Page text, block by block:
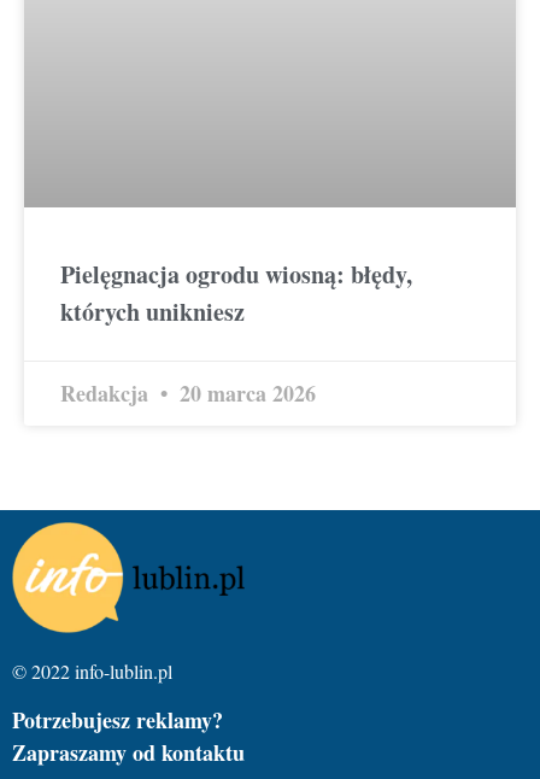
Pielęgnacja ogrodu wiosną: błędy,
których unikniesz
Redakcja 20 marca 2026
© 2022 info-lublin.pl
Potrzebujesz reklamy?
Zapraszamy od kontaktu